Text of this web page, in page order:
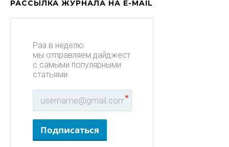
РАССЫЛКА ЖУРНАЛА НА E-MAIL
Раз в неделю
мы отправляем дайджест
с самыми популярными
статьями.
*
Подписаться